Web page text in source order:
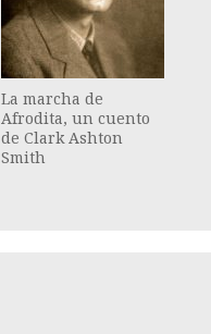
La marcha de
Afrodita, un cuento
de Clark Ashton
Smith